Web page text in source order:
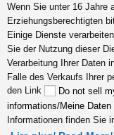
Schreiben Sie
Dankeschön (-:
Wenn Sie unter 16 Jahre
Erziehungsberechtigten
Einige Dienste
Sie der Nutzung dieser
Verarbeitung Ihrer Daten
Falle des Verkaufs Ihrer
den Link
Do not sell
informations/Meine
Informationen finden Sie